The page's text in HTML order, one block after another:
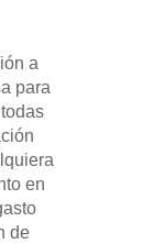
a
para
en
de